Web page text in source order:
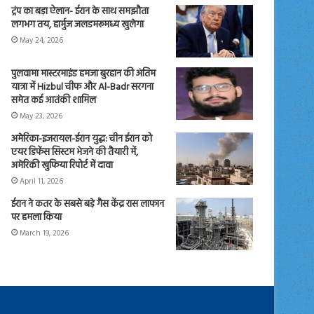
ट्रंप का बड़ा ऐलान- ईरान के साथ समझौता
लगभग तय, हार्मुज जलडमरूमध्य खुलेगा
May 24, 2026
पुलवामा मास्टरमाइंड हमजा बुरहान की अंतिम
यात्रा में Hizbul चीफ और Al-Badr सरगना
समेत कई आतंकी शामिल
May 23, 2026
अमेरिका-इजरायल-ईरान युद्ध: चीन ईरान को
एयर डिफेंस सिस्टम भेजने की तैयारी में,
अमेरिकी खुफिया रिपोर्ट में दावा
April 11, 2026
ईरान ने कतर के सबसे बड़े गैस केंद्र रास लाफान
पर हमला किया
March 19, 2026